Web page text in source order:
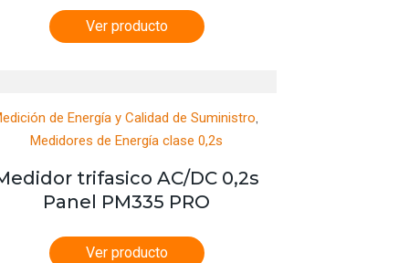
Ver producto
de Energía y Calidad de Suministro,
Medidores de Energía clase 0,2s
trifasico AC/DC 0,2s
Panel PM335 PRO
Ver producto